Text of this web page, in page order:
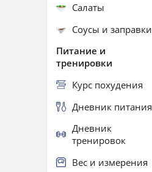
Салаты
Соусы и заправки
Питание и
тренировки
Курс похудения
Дневник питания
Дневник
тренировок
Вес и измерения